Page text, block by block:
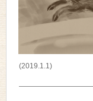
(2019.1.1)